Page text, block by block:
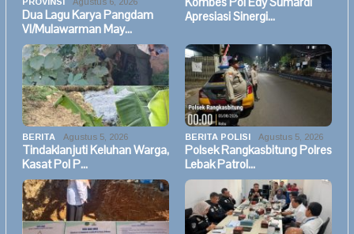
Dua Lagu Karya Pangdam
VI/Mulawarman May…
Apresiasi Sinergi…
BERITA Agustus 5, 2026
Tindaklanjuti Keluhan Warga,
Kasat Pol P…
BERITA POLISI Agustus 5, 2026
Polsek Rangkasbitung Polres
Lebak Patrol…